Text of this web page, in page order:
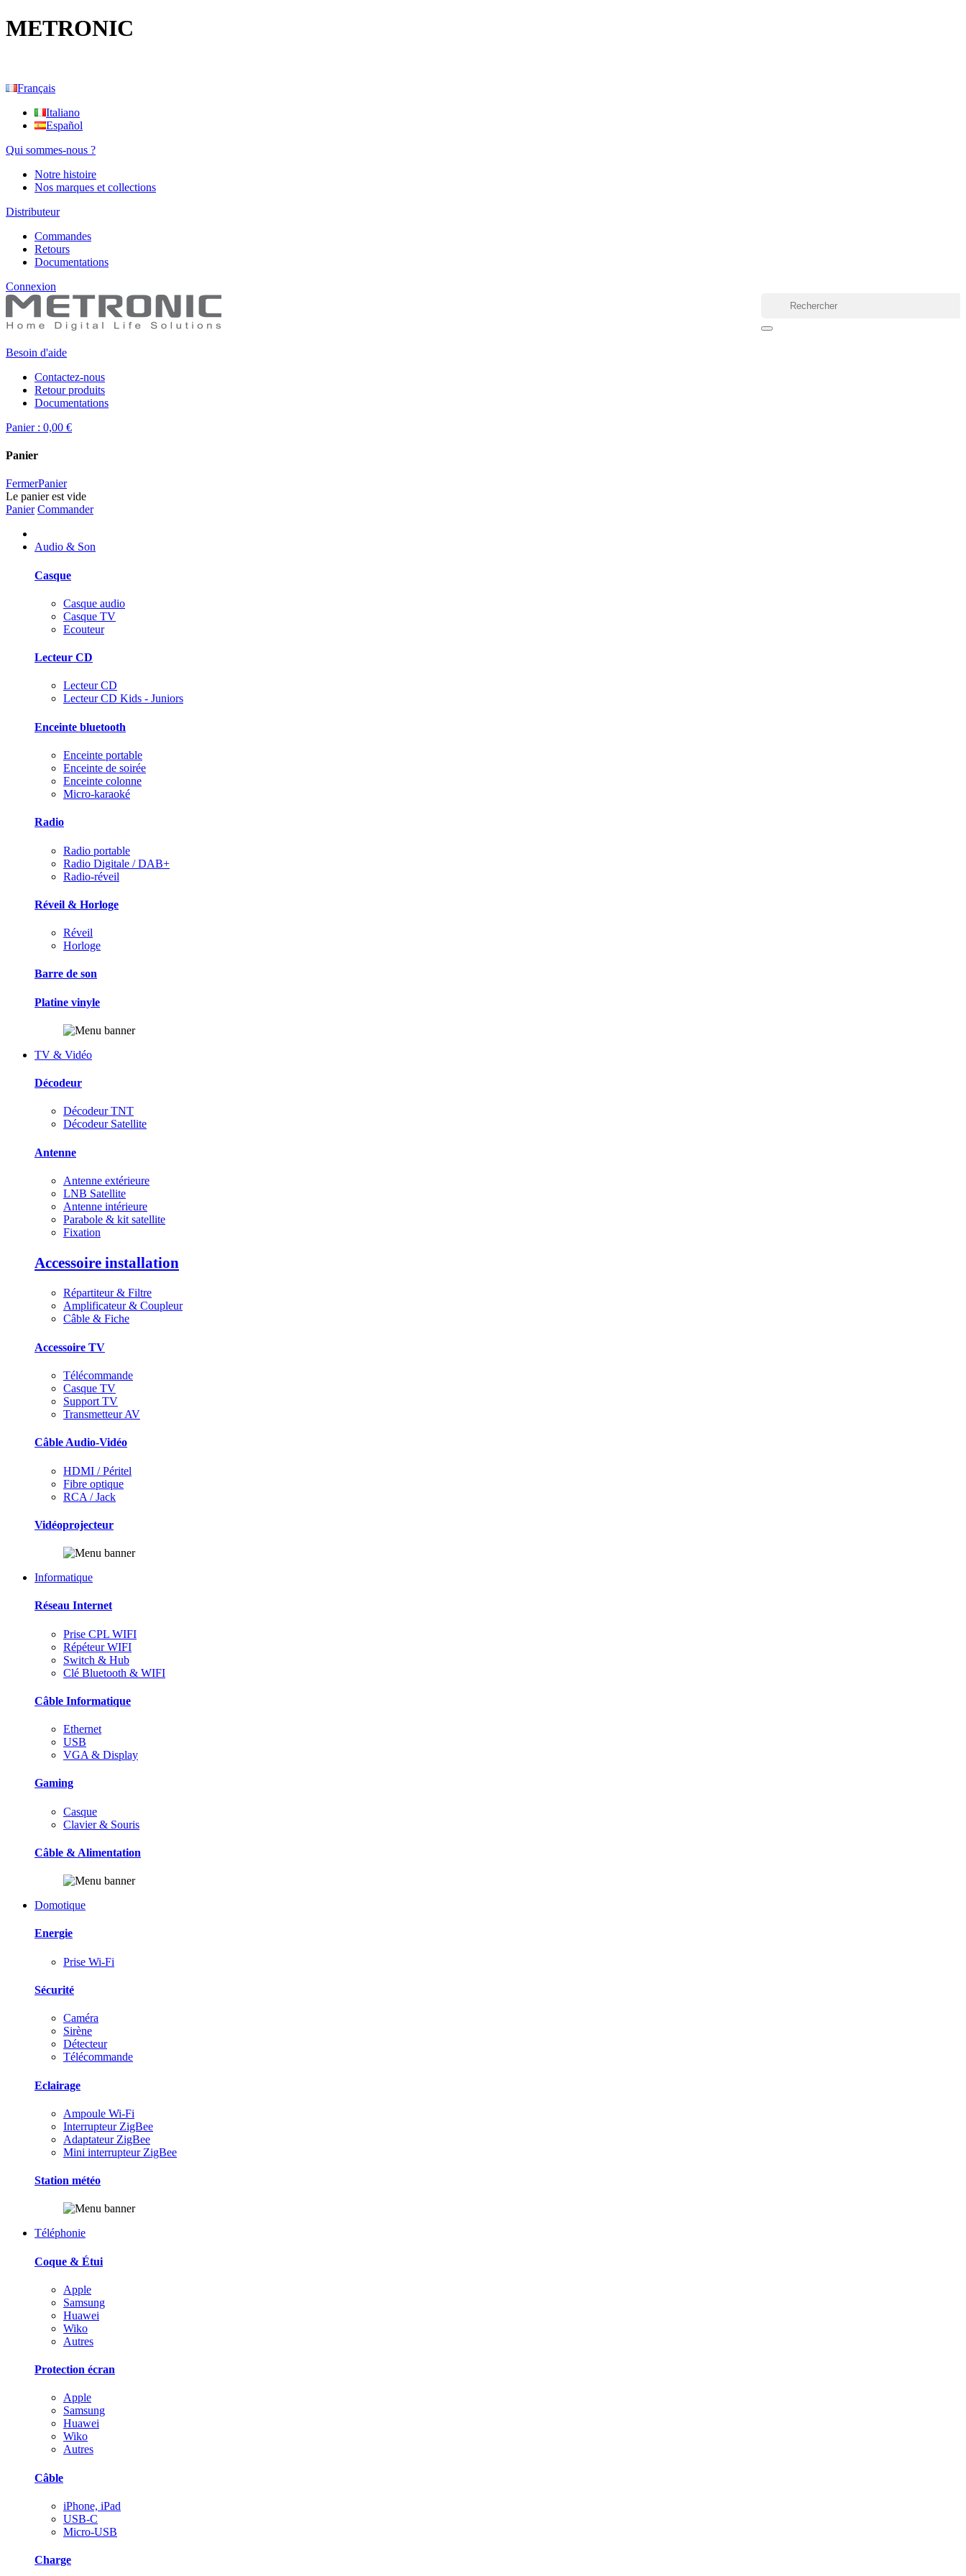
METRONIC
Français
Italiano
Español
Qui sommes-nous ?
Notre histoire
Nos marques et collections
Distributeur
Commandes
Retours
Documentations
Connexion
Besoin d'aide
Contactez-nous
Retour produits
Documentations
Panier : 0,00 €
Panier
FermerPanier
Le panier est vide
Panier Commander
Audio & Son
Casque
Casque audio
Casque TV
Ecouteur
Lecteur CD
Lecteur CD
Lecteur CD Kids - Juniors
Enceinte bluetooth
Enceinte portable
Enceinte de soirée
Enceinte colonne
Micro-karaoké
Radio
Radio portable
Radio Digitale / DAB+
Radio-réveil
Réveil & Horloge
Réveil
Horloge
Barre de son
Platine vinyle
TV & Vidéo
Décodeur
Décodeur TNT
Décodeur Satellite
Antenne
Antenne extérieure
LNB Satellite
Antenne intérieure
Parabole & kit satellite
Fixation
Accessoire installation
Répartiteur & Filtre
Amplificateur & Coupleur
Câble & Fiche
Accessoire TV
Télécommande
Casque TV
Support TV
Transmetteur AV
Câble Audio-Vidéo
HDMI / Péritel
Fibre optique
RCA / Jack
Vidéoprojecteur
Informatique
Réseau Internet
Prise CPL WIFI
Répéteur WIFI
Switch & Hub
Clé Bluetooth & WIFI
Câble Informatique
Ethernet
USB
VGA & Display
Gaming
Casque
Clavier & Souris
Câble & Alimentation
Domotique
Energie
Prise Wi-Fi
Sécurité
Caméra
Sirène
Détecteur
Télécommande
Eclairage
Ampoule Wi-Fi
Interrupteur ZigBee
Adaptateur ZigBee
Mini interrupteur ZigBee
Station météo
Téléphonie
Coque & Étui
Apple
Samsung
Huawei
Wiko
Autres
Protection écran
Apple
Samsung
Huawei
Wiko
Autres
Câble
iPhone, iPad
USB-C
Micro-USB
Charge